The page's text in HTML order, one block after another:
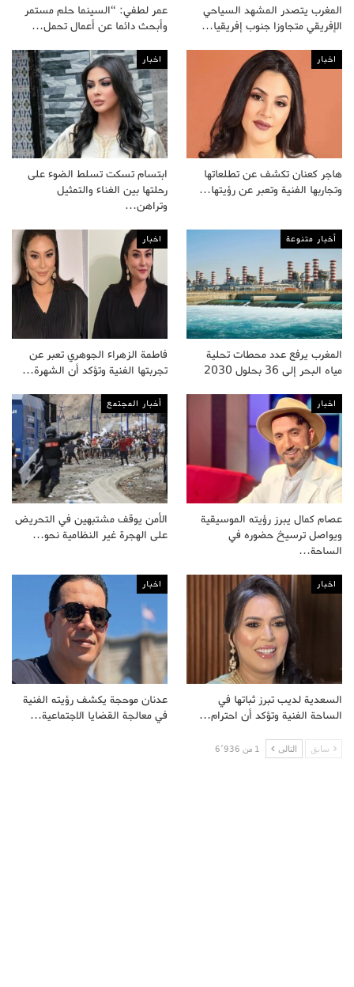
المغرب يتصدر المشهد السياحي
الإفريقي متجاوزا جنوب إفريقيا…
عمر لطفي: “السينما حلم مستمر
وأبحث دائما عن أعمال تحمل…
اخبار
هاجر كعنان تكشف عن تطلعاتها
وتجاربها الفنية وتعبر عن رؤيتها…
اخبار
ابتسام تسكت تسلط الضوء على
رحلتها بين الغناء والتمثيل
وتراهن…
أخبار متنوعة
المغرب يرفع عدد محطات تحلية
مياه البحر إلى 36 بحلول 2030
اخبار
فاطمة الزهراء الجوهري تعبر عن
تجربتها الفنية وتؤكد أن الشهرة…
اخبار
عصام كمال يبرز رؤيته الموسيقية
ويواصل ترسيخ حضوره في
الساحة…
أخبار المجتمع
الأمن يوقف مشتبهين في التحريض
على الهجرة غير النظامية نحو…
اخبار
السعدية لديب تبرز ثباتها في
الساحة الفنية وتؤكد أن احترام…
اخبار
عدنان موحجة يكشف رؤيته الفنية
في معالجة القضايا الاجتماعية…
سابق التالى 1 من 6٬936